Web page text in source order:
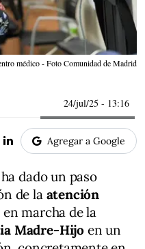
médico - Foto Comunidad de Madrid
24/jul/25 - 13:16
Agregar a Google
ha dado un paso
de la atención
marcha de la
Madre-Hijoen un